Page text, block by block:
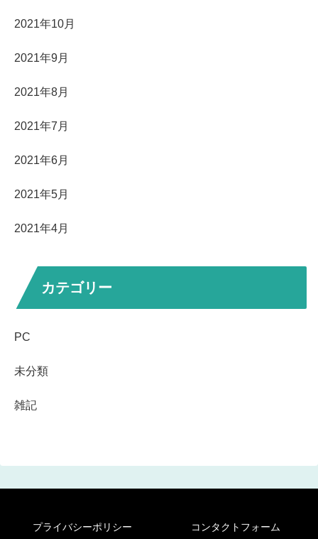
2021年10月
2021年9月
2021年8月
2021年7月
2021年6月
2021年5月
2021年4月
カテゴリー
PC
未分類
雑記
プライバシーポリシー コンタクトフォーム